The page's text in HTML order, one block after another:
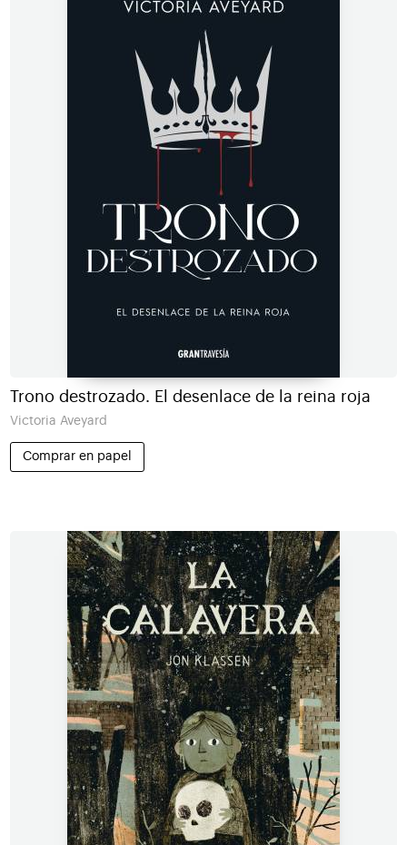
Trono destrozado. El desenlace de la reina roja
Victoria Aveyard
Comprar en papel